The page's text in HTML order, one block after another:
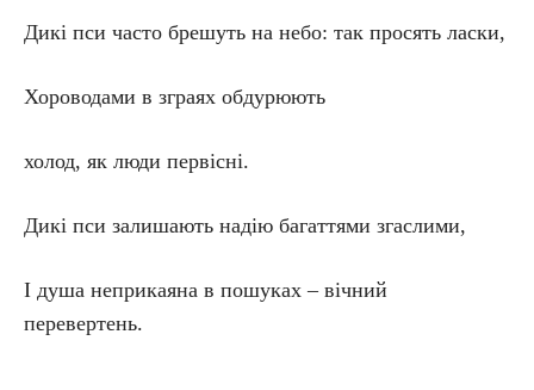
Дикі пси часто брешуть на небо: так просять ласки,
Хороводами в зграях обдурюють
холод, як люди первісні.
Дикі пси залишають надію багаттями згаслими,
І душа неприкаяна в пошуках – вічний
перевертень.